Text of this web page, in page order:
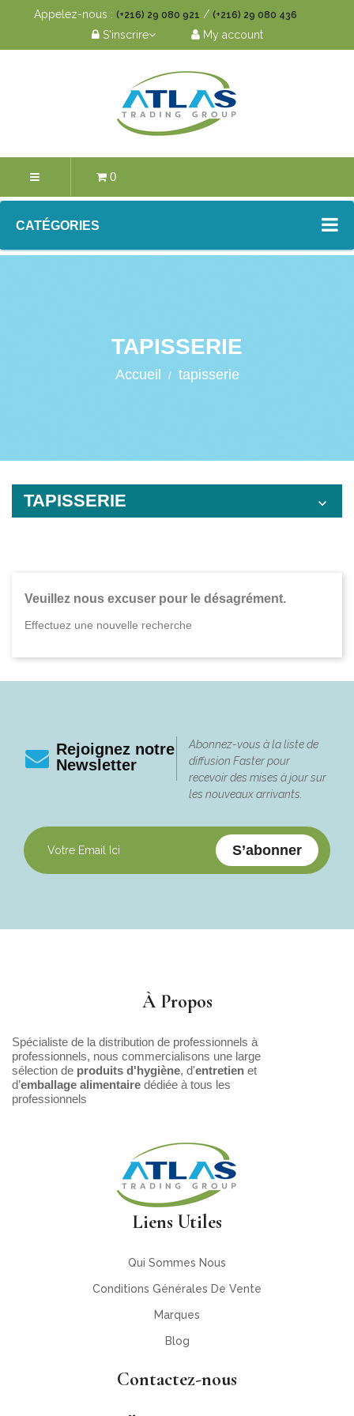
Appelez-nous : (+216) 29 080 921 / (+216) 29 080 436
S'inscrire My account
0
CATÉGORIES
TAPISSERIE
Accueil tapisserie
TAPISSERIE 
Veuillez nous excuser pour le désagrément.
Effectuez une nouvelle recherche
Rejoignez notre
Newsletter
Abonnez-vous à la liste de
diffusion Faster pour
recevoir des mises à jour sur
les nouveaux arrivants.
S’abonner
À Propos
Spécialiste de la distribution de professionnels à
professionnels, nous commercialisons une large
sélection de produits d'hygiène, d'entretien et
d’emballage alimentaire dédiée à tous les
professionnels
Liens Utiles
Qui Sommes Nous
Conditions Générales De Vente
Marques
Blog
Contactez-nous